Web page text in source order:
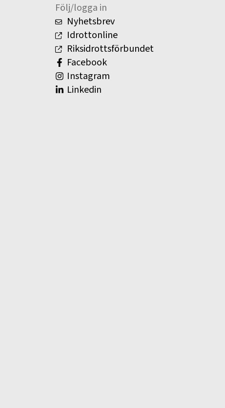
Följ/logga in
Nyhetsbrev
Idrottonline
Riksidrottsförbundet
Facebook
Instagram
Linkedin